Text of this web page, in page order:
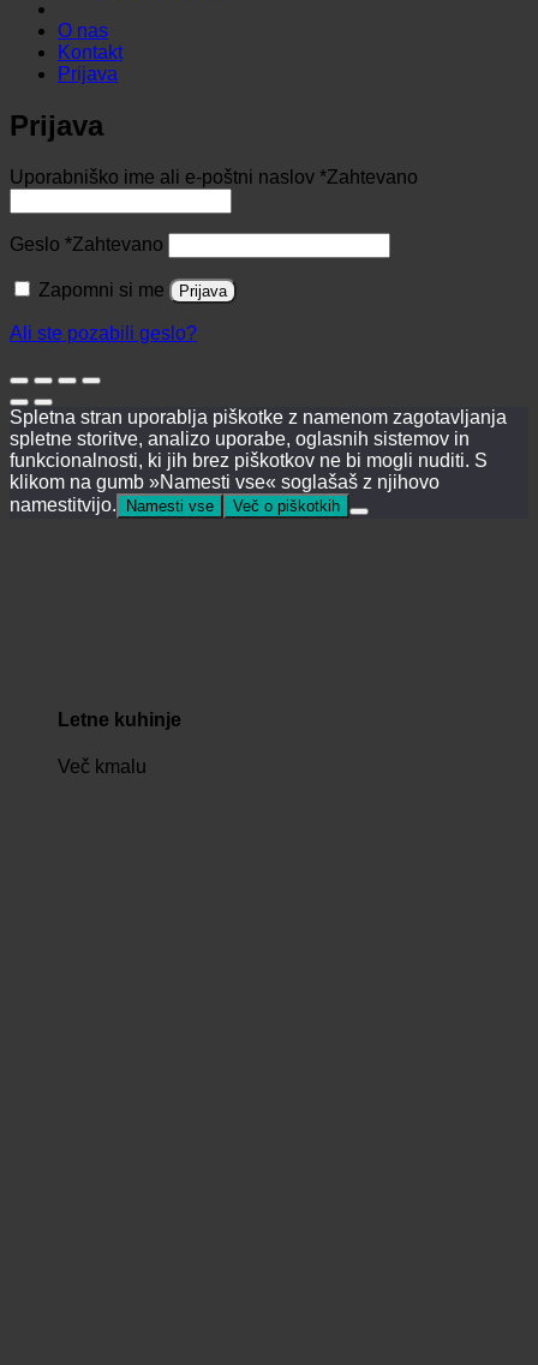
Letne kuhinje
Več kmalu
O nas
Kontakt
Prijava
Prijava
Uporabniško ime ali e-poštni naslov *Zahtevano
Geslo *Zahtevano
Zapomni si me Prijava
Ali ste pozabili geslo?
Spletna stran uporablja piškotke z namenom zagotavljanja
spletne storitve, analizo uporabe, oglasnih sistemov in
funkcionalnosti, ki jih brez piškotkov ne bi mogli nuditi. S
klikom na gumb »Namesti vse« soglašaš z njihovo
namestitvijo.
Namesti vse Več o piškotkih